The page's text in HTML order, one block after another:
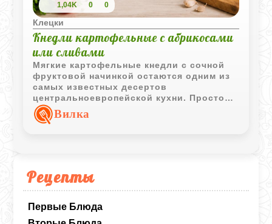
Рецепты
Первые Блюда
1,04K 0 0
Клецки
Кнедли картофельные с абрикосами
или сливами
Мягкие картофельные кнедли с сочной
фруктовой начинкой остаются одним из
самых известных десертов
центральноевропейской кухни. Простое
тесто и ароматные плоды создают
удачное сочетание вкуса и текстуры.
Вилка